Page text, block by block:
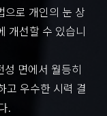
으로 개인의 눈 상
개선할 수 있습니
면에서 월등히
고 우수한 시력 결
.